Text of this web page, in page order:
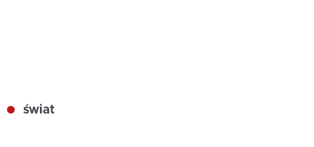
świat